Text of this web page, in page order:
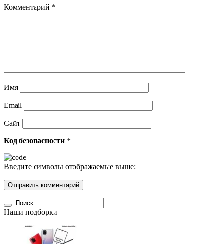
Комментарий *
Имя
Email
Сайт
Код безопасности *
Введите символы отображаемые выше:
Наши подборки